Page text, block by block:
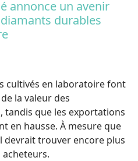
annonce un avenir
durables
cultivés en laboratoire font
la valeur des
tandis que les exportations
en hausse. À mesure que
devrait trouver encore plus